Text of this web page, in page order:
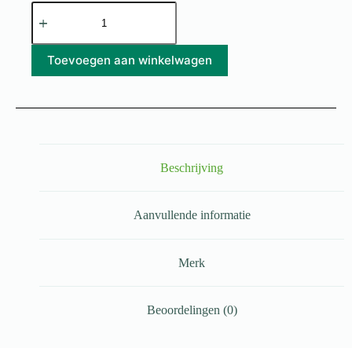
Toevoegen aan winkelwagen
Beschrijving
Aanvullende informatie
Merk
Beoordelingen (0)